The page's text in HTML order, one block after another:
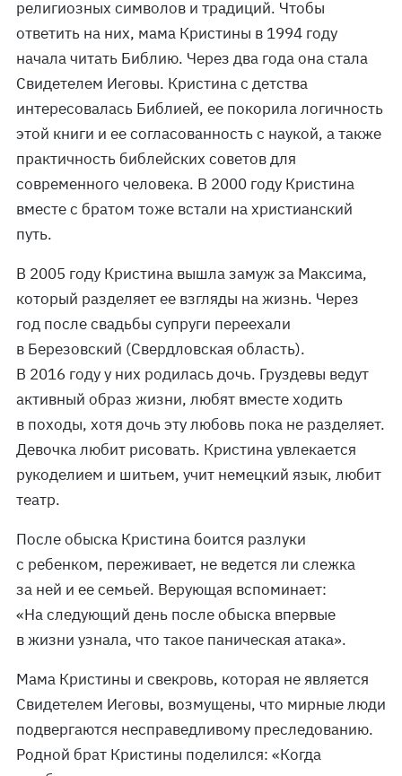
религиозных символов и традиций. Чтобы
ответить на них, мама Кристины в 1994 году
начала читать Библию. Через два года она стала
Свидетелем Иеговы. Кристина с детства
интересовалась Библией, ее покорила логичность
этой книги и ее согласованность с наукой, а также
практичность библейских советов для
современного человека. В 2000 году Кристина
вместе с братом тоже встали на христианский
путь.
В 2005 году Кристина вышла замуж за Максима,
который разделяет ее взгляды на жизнь. Через
год после свадьбы супруги переехали
в Березовский (Свердловская область).
В 2016 году у них родилась дочь. Груздевы ведут
активный образ жизни, любят вместе ходить
в походы, хотя дочь эту любовь пока не разделяет.
Девочка любит рисовать. Кристина увлекается
рукоделием и шитьем, учит немецкий язык, любит
театр.
После обыска Кристина боится разлуки
с ребенком, переживает, не ведется ли слежка
за ней и ее семьей. Верующая вспоминает:
«На следующий день после обыска впервые
в жизни узнала, что такое паническая атака».
Мама Кристины и свекровь, которая не является
Свидетелем Иеговы, возмущены, что мирные люди
подвергаются несправедливому преследованию.
Родной брат Кристины поделился: «Когда